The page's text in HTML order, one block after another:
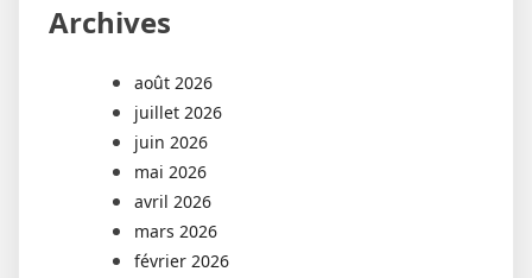
Archives
août 2026
juillet 2026
juin 2026
mai 2026
avril 2026
mars 2026
février 2026